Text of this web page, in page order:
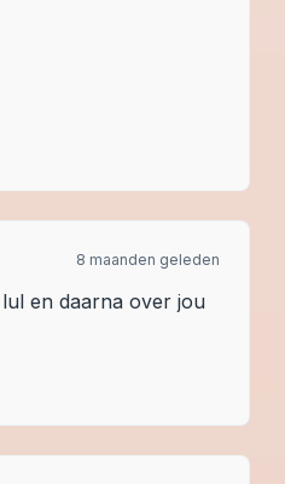
8 maanden geleden
en daarna over jou